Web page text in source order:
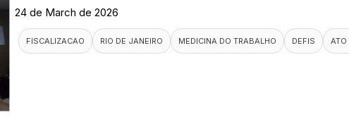
24 de March de 2026
FISCALIZACAO RIO DE JANEIRO MEDICINA DO TRABALHO DEFIS ATO